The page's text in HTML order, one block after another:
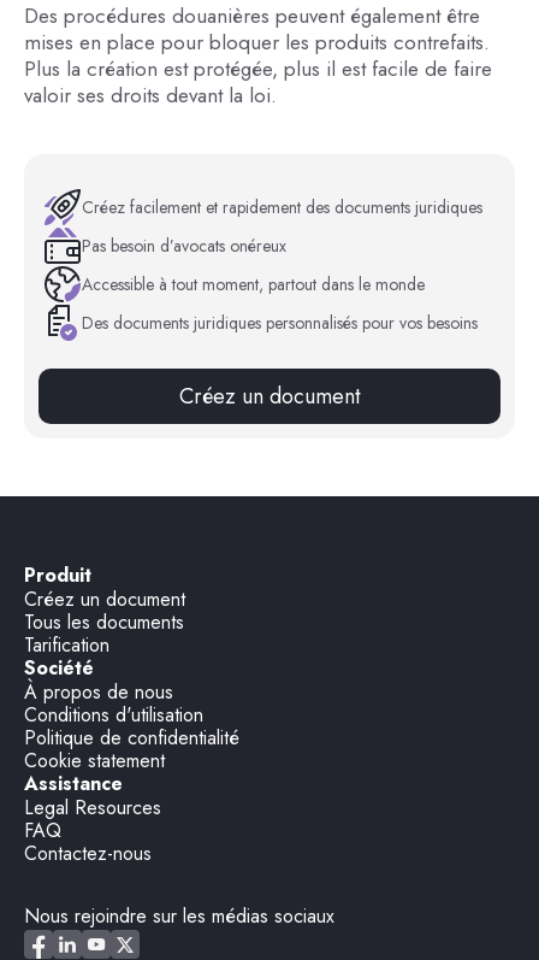
Des procédures douanières peuvent également être
mises en place pour bloquer les produits contrefaits.
Plus la création est protégée, plus il est facile de faire
valoir ses droits devant la loi.
Créez facilement et rapidement des documents juridiques
Pas besoin d’avocats onéreux
Accessible à tout moment, partout dans le monde
Des documents juridiques personnalisés pour vos besoins
Créez un document
Produit
Créez un document
Tous les documents
Tarification
Société
À propos de nous
Conditions d'utilisation
Politique de confidentialité
Cookie statement
Assistance
Legal Resources
FAQ
Contactez-nous
Nous rejoindre sur les médias sociaux